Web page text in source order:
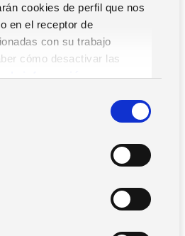
cookies de perfil que nos
en el receptor de
con su trabajo
cómo desactivar las
de información.